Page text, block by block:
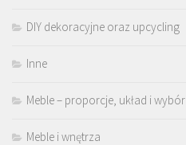
DIY dekoracyjne oraz upcycling
Inne
Meble – proporcje, układ i wybór
Meble i wnętrza